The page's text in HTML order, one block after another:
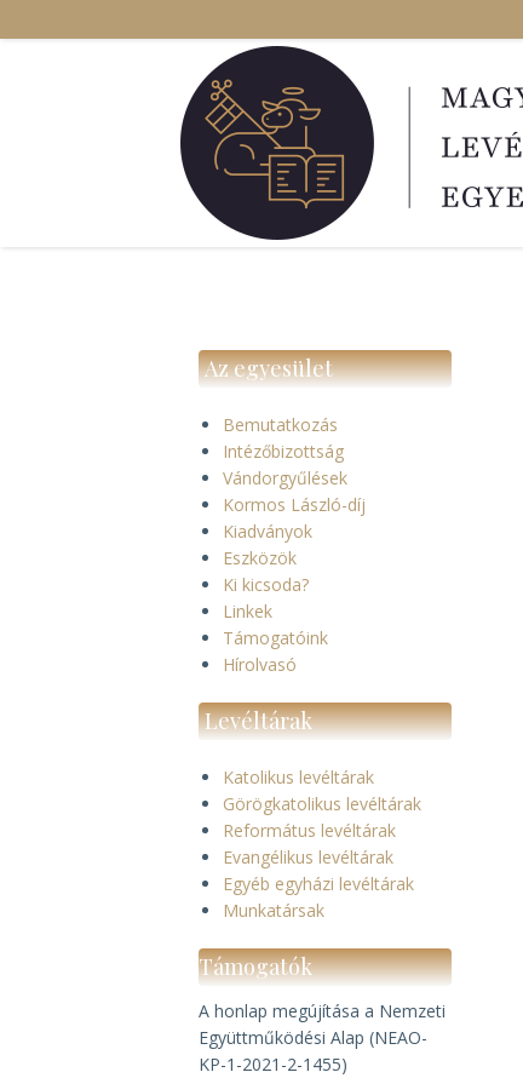
a
Az egyesület
Bemutatkozás
Intézőbizottság
Vándorgyűlések
Kormos László-díj
Kiadványok
Eszközök
Ki kicsoda?
Linkek
Támogatóink
Hírolvasó
Levéltárak
Katolikus levéltárak
Görögkatolikus levéltárak
Református levéltárak
Evangélikus levéltárak
Egyéb egyházi levéltárak
Munkatársak
Támogatók
A honlap megújítása a Nemzeti
Együttműködési Alap (NEAO-
KP-1-2021-2-1455)